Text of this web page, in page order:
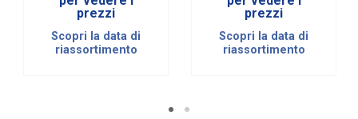
prezzi
Scopri la data di
riassortimento
prezzi
Scopri la data di
riassortimento